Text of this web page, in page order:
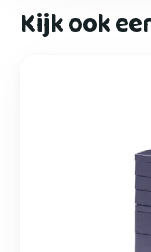
Kijk ook